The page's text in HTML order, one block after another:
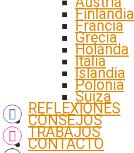
Finlandia
Francia
Grecia
Holanda
Italia
Islandia
Polonia
Suiza
REFLEXIONES
CONSEJOS
TRABAJOS
CONTACTO